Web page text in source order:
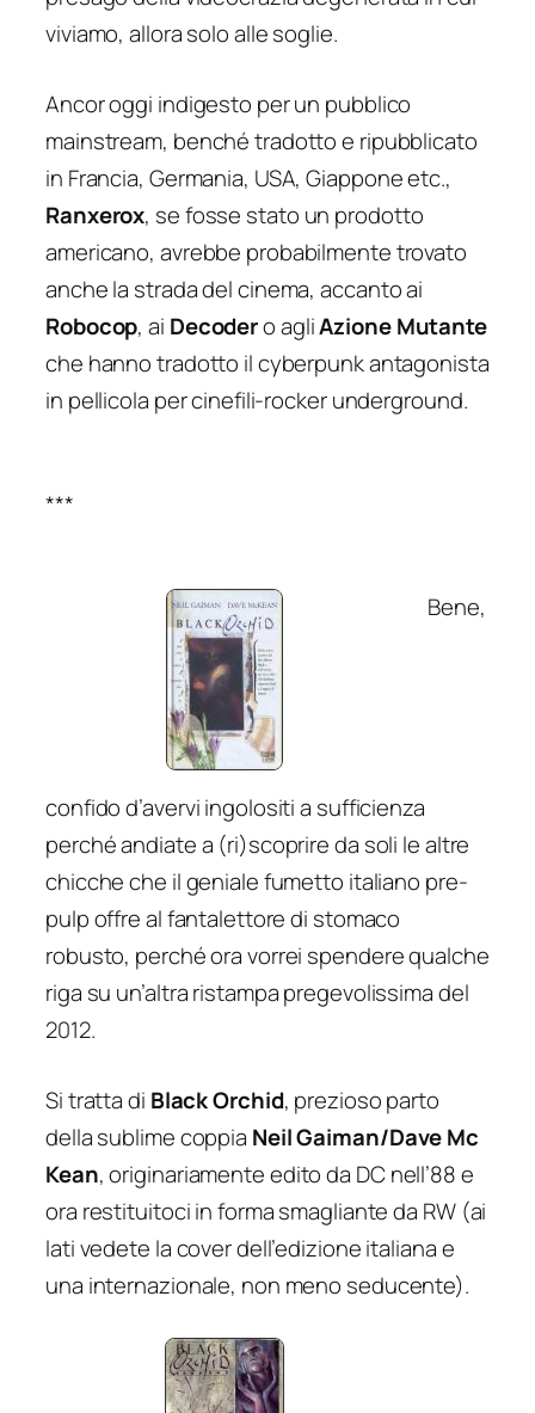
viviamo, allora solo alle soglie.
Ancor oggi indigesto per un pubblico
mainstream, benché tradotto e ripubblicato
in Francia, Germania, USA, Giappone etc.,
Ranxerox, se fosse stato un prodotto
americano, avrebbe probabilmente trovato
anche la strada del cinema, accanto ai
Robocop, ai Decodero agliAzione Mutante
che hanno tradotto il cyberpunk antagonista
in pellicola per cinefili-rocker underground.
***
Bene,
confido d’avervi ingolositi a sufficienza
perché andiate a (ri)scoprire da soli le altre
chicche che il geniale fumetto italiano pre-
pulp offre al fantalettore di stomaco
robusto, perché ora vorrei spendere qualche
riga su un’altra ristampa pregevolissima del
2012.
Si tratta di Black Orchid, prezioso parto
della sublime coppia Neil Gaiman/Dave Mc
Kean, originariamente edito da DC nell’88 e
ora restituitoci in forma smagliante da RW (ai
lati vedete la cover dell’edizione italiana e
una internazionale, non meno seducente).